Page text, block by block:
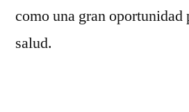
como una gran oportunidad
salud.